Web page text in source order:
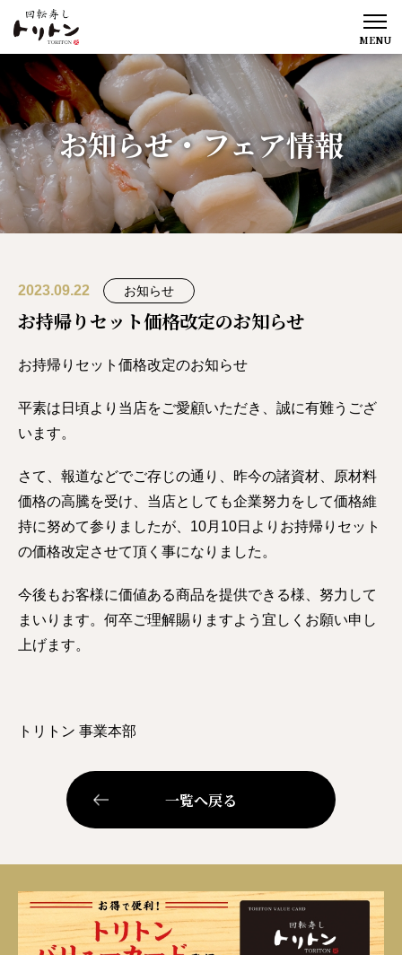
MENU
お知らせ・フェア情報
2023.09.22 お知らせ
お持帰りセット価格改定のお知らせ
お持帰りセット価格改定のお知らせ
平素は日頃より当店をご愛顧いただき、誠に有難うござ
います。
さて、報道などでご存じの通り、昨今の諸資材、原材料
価格の高騰を受け、当店としても企業努力をして価格維
持に努めて参りましたが、10月10日よりお持帰りセット
の価格改定させて頂く事になりました。
今後もお客様に価値ある商品を提供できる様、努力して
まいります。何卒ご理解賜りますよう宜しくお願い申し
上げます。
トリトン 事業本部
一覧へ戻る